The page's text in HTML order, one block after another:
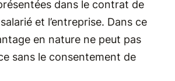
dans le contrat de
et l’entreprise. Dans ce
en nature ne peut pas
sans le consentement de